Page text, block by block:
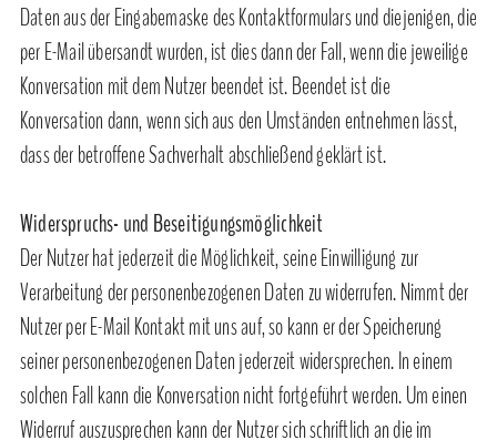
Daten aus der Eingabemaske des Kontaktformulars und diejenigen, die
per E-Mail übersandt wurden, ist dies dann der Fall, wenn die jeweilige
Konversation mit dem Nutzer beendet ist. Beendet ist die
Konversation dann, wenn sich aus den Umständen entnehmen lässt,
dass der betroffene Sachverhalt abschließend geklärt ist.
Widerspruchs- und Beseitigungsmöglichkeit
Der Nutzer hat jederzeit die Möglichkeit, seine Einwilligung zur
Verarbeitung der personenbezogenen Daten zu widerrufen. Nimmt der
Nutzer per E-Mail Kontakt mit uns auf, so kann er der Speicherung
seiner personenbezogenen Daten jederzeit widersprechen. In einem
solchen Fall kann die Konversation nicht fortgeführt werden. Um einen
Widerruf auszusprechen kann der Nutzer sich schriftlich an die im